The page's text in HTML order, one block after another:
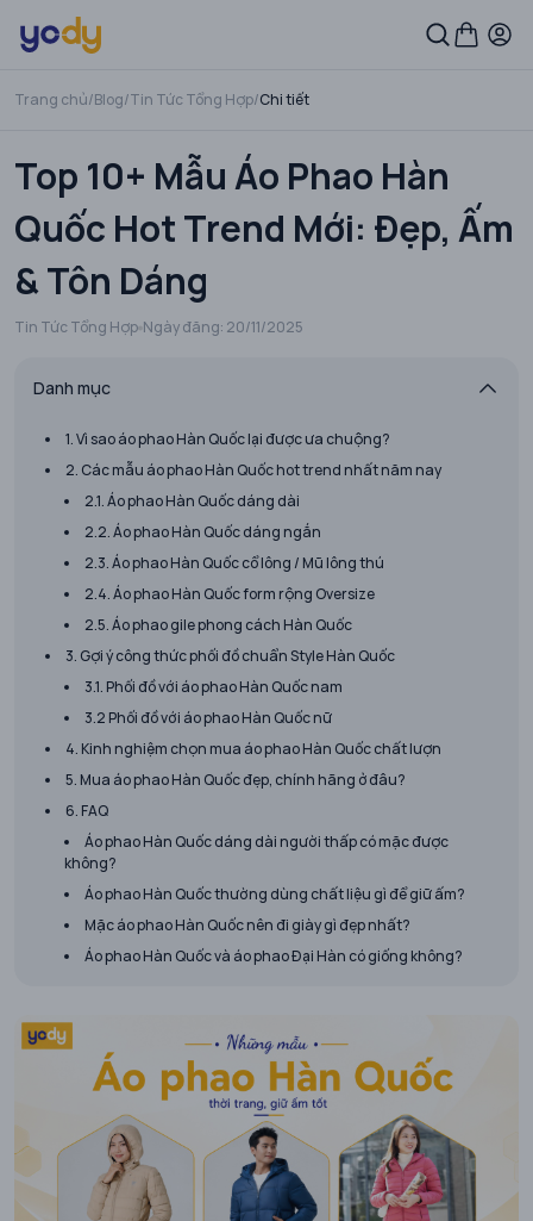
Trang chủ/Blog/Tin Tức Tổng Hợp/Chi tiết
Top 10+ Mẫu Áo Phao Hàn
Quốc Hot Trend Mới: Đẹp, Ấm
& Tôn Dáng
Tin Tức Tổng Hợp Ngày đăng: 20/11/2025
Danh mục
1. Vì sao áo phao Hàn Quốc lại được ưa chuộng?
2. Các mẫu áo phao Hàn Quốc hot trend nhất năm nay
2.1. Áo phao Hàn Quốc dáng dài
2.2. Áo phao Hàn Quốc dáng ngắn
2.3. Áo phao Hàn Quốc cổ lông / Mũ lông thú
2.4. Áo phao Hàn Quốc form rộng Oversize
2.5. Áo phao gile phong cách Hàn Quốc
3. Gợi ý công thức phối đồ chuẩn Style Hàn Quốc
3.1. Phối đồ với áo phao Hàn Quốc nam
3.2 Phối đồ với áo phao Hàn Quốc nữ
4. Kinh nghiệm chọn mua áo phao Hàn Quốc chất lượn
5. Mua áo phao Hàn Quốc đẹp, chính hãng ở đâu?
6. FAQ
Áo phao Hàn Quốc dáng dài người thấp có mặc được
không?
Áo phao Hàn Quốc thường dùng chất liệu gì để giữ ấm?
Mặc áo phao Hàn Quốc nên đi giày gì đẹp nhất?
Áo phao Hàn Quốc và áo phao Đại Hàn có giống không?